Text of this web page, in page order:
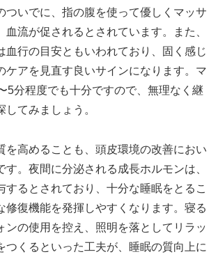
ついでに、指の腹を使って優しくマッサ
血流が促されるとされています。また、
血行の目安ともいわれており、固く感じ
ケアを見直す良いサインになります。マ
5分程度でも十分ですので、無理なく継
てみましょう。
を高めることも、頭皮環境の改善におい
す。夜間に分泌される成長ホルモンは、
するとされており、十分な睡眠をとるこ
修復機能を発揮しやすくなります。寝る
ンの使用を控え、照明を落としてリラッ
つくるといった工夫が、睡眠の質向上に